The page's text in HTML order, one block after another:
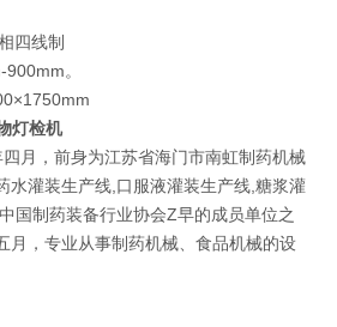
四线制
。
灯检机
月，前身为江苏省海门市南虹制药机械
水灌装生产线,口服液灌装生产线,糖浆灌
国制药装备行业协会Z早的成员单位之
月，专业从事制药机械、食品机械的设